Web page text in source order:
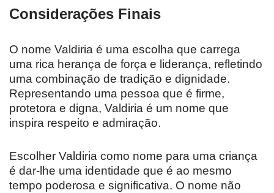
Considerações Finais
O nome Valdiria é uma escolha que carrega
uma rica herança de força e liderança, refletindo
uma combinação de tradição e dignidade.
Representando uma pessoa que é firme,
protetora e digna, Valdiria é um nome que
inspira respeito e admiração.
Escolher Valdiria como nome para uma criança
é dar-lhe uma identidade que é ao mesmo
tempo poderosa e significativa. O nome não